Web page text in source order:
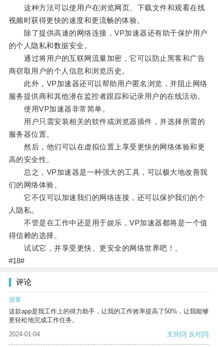
这种方法可以使用户在浏览网页、下载文件和观看在线
视频时获得更快的速度和更流畅的体验。
除了提供高速的网络连接，VP加速器还有助于保护用户
的个人隐私和数据安全。
通过将用户的互联网流量加密，它可以防止黑客和广告
商窃取用户的个人信息和浏览历史。
此外，VP加速器还可以帮助用户匿名浏览，并阻止网络
服务提供商和其他潜在监控者跟踪和记录用户的在线活动。
使用VP加速器非常简单。
用户只需安装相关的软件或浏览器插件，并选择所需的
服务器位置。
然后，他们可以在虚拟位置上享受更快的网络体验和更
高的安全性。
总之，VP加速器是一种强大的工具，可以极大地改善我
们的网络体验。
它不仅可以加速我们的网络连接，还可以保护我们的个
人隐私。
不管是在工作中还是用于娱乐，VP加速器都将是一个值
得信赖的选择。
试试它，并享受更快、更安全的网络世界吧！。
#18#
评论
游客
这款app是我工作上的得力助手，让我的工作效率提高了50%，让我能够
更轻松地完成工作任务。
2024-01-04
支持[0] 反对[0]